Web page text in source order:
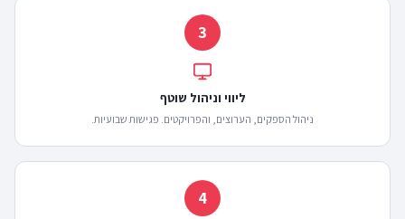
3
ליווי וניהול שוטף
ניהול הספקים, הערוצים, והפרויקטים. פגישות שבועיות.
4